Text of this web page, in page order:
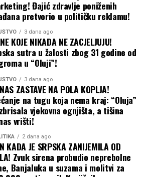
ovo nije sporadičan slučaj nego
po nas poljoprivrednike.
lokalna i republička vlast, možda će
Uostalom, zato su i na vlasti da
ovakve situacije”.
odlučni su
angažovaćemo advokate i
Raspitaćemo se od koga, ali neko
Đajić zdravlje poniženih
pretvorio u političku reklamu!
3 dana ago
KOJE NIKADA NE ZACJELJUJU!
sutra u žalosti zbog 31 godine od
u “Oluji”!
3 dana ago
ZASTAVE NA POLA KOPLJA!
na tugu koja nema kraj: “Oluja”
vjekovna ognjišta, a tišina
vrišti!
2 dana ago
KADA JE SRPSKA ZANIJEMILA OD
Zvuk sirena probudio neprebolne
Banjaluka u suzama i molitvi za